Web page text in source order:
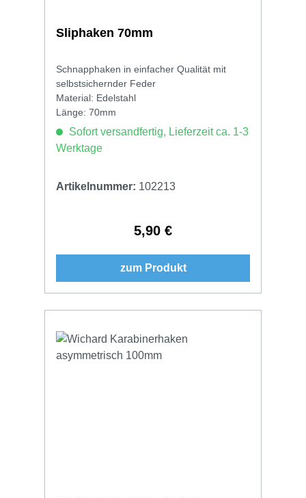
Sliphaken 70mm
Schnapphaken in einfacher Qualität mit
selbstsichernder Feder
Material: Edelstahl
Länge: 70mm
Sofort versandfertig, Lieferzeit ca. 1-3
Werktage
Artikelnummer: 102213
Regulärer Preis:
5,90 €
zum Produkt